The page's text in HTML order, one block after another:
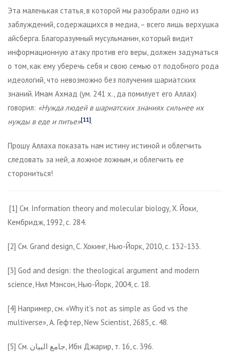
Эта маленькая статья, в которой мы разобрали одно из
заблуждений, содержащихся в медиа, – всего лишь верхушка
айсберга. Благоразумный мусульманин, который видит
информационную атаку против его веры, должен задуматься
о том, как ему уберечь себя и свою семью от подобного рода
идеологий, что невозможно без получения шариатских
знаний. Имам Ахмад (ум. 241 х., да помилует его Аллах)
говорил: «Нужда людей в шариатских знаниях сильнее их
нужды в еде и питье»[11].
Прошу Аллаха показать нам истину истиной и облегчить
следовать за ней, а ложное ложным, и облегчить ее
сторониться!
[1] См. Information theory and molecular biology, Х. Йоки,
Кембридж, 1992, с. 284.
[2] См. Grand design, С. Хокинг, Нью-Йорк, 2010, с. 132-133.
[3] God and design: the theological argument and modern
science, Нил Мэнсон, Нью-Йорк, 2004, с. 18.
[4] Например, см. «Why it’s not as simple as God vs the
multiverse», А. Гефтер, New Scientist, 2685, с. 48.
[5] См. جامع البيان, Ибн Джарир, т. 16, с. 396.